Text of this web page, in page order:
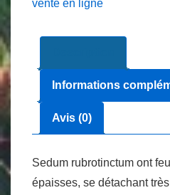
vente en ligne
Informations
Avis (0)
Sedum rubrotinctum ont
épaisses, se détachant